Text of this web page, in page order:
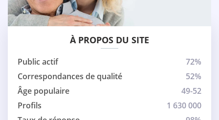
À PROPOS DU SITE
Public actif
72%
Correspondances de qualité
52%
Âge populaire
49-52
Profils
1 630 000